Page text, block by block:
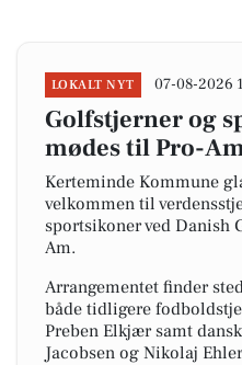
LOKALT NYT 07-08-2026
Golfstjerner og
mødes til Pro-
Kerteminde Kommune
velkommen til
sportsikoner ved Danish
Am.
Arrangementet finder
både tidligere
Preben Elkjær samt
Jacobsen og Nikolaj